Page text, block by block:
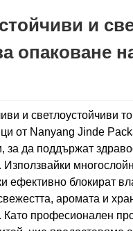
и
опаковане
и светлоустойчиви
от Nanyang Jinde
за да поддържат
Използвайки
ефективно блокират
аромата и
Като професионален